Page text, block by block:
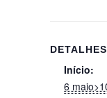
DETALHES
Início:
6